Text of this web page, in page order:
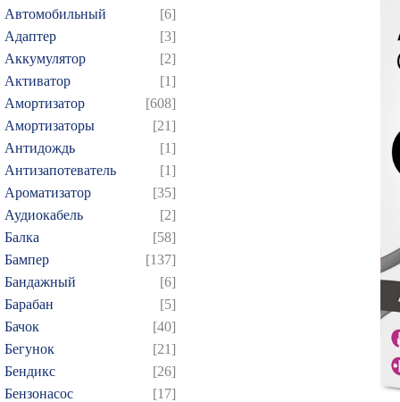
Автомобильный
[6]
Адаптер
[3]
Аккумулятор
[2]
Активатор
[1]
Амортизатор
[608]
Амортизаторы
[21]
Антидождь
[1]
Антизапотеватель
[1]
Ароматизатор
[35]
Аудиокабель
[2]
Балка
[58]
Бампер
[137]
Бандажный
[6]
Барабан
[5]
Бачок
[40]
Бегунок
[21]
Бендикс
[26]
Бензонасос
[17]